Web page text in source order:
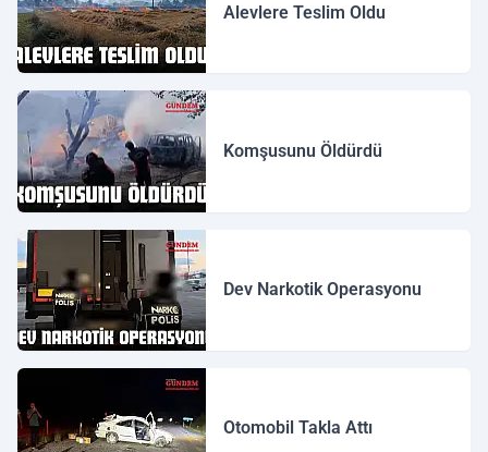
Alevlere Teslim Oldu
Komşusunu Öldürdü
Dev Narkotik Operasyonu
Otomobil Takla Attı